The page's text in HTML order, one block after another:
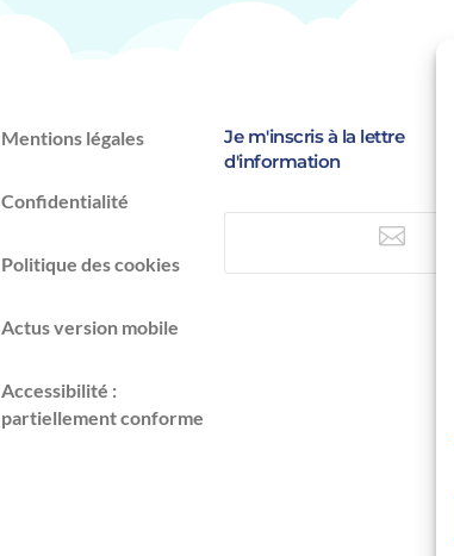
Mentions légales
Confidentialité
Politique des cookies
Actus version mobile
Accessibilité :
partiellement conforme
Je m'inscris à la lettre
d'information
